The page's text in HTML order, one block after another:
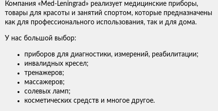
Компания «Med-Leningrad» реализует медицинские приборы,
товары для красоты и занятий спортом, которые предназначены
как для профессионального использования, так и для дома.
У нас большой выбор:
приборов для диагностики, измерений, реабилитации;
инвалидных кресел;
тренажеров;
массажеров;
солевых ламп;
косметических средств и многое другое.